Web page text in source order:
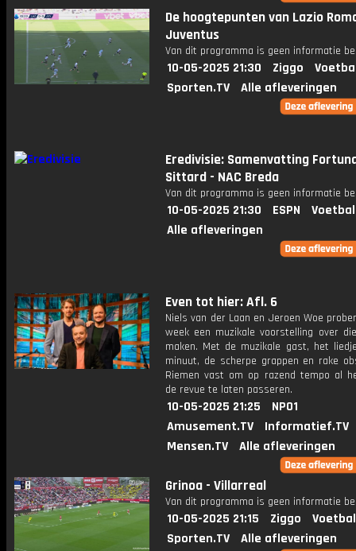
De hoogtepunten van Lazio
Juventus
Van dit programma is geen informatie
10-05-2025 21:30 Ziggo
Sporten.TV
Alle afleveringen
Eredivisie: Samenvatting
Sittard - NAC Breda
Van dit programma is geen informatie
10-05-2025 21:30 ESPN
Alle afleveringen
Even tot hier: Afl. 6
Niels van der Laan en Jeroen Woe
week een muzikale voorstelling over
maken. Met de muzikale gast, het
minuut, de scherpe grappen en rake
Riemen vast om op razend tempo al
de revue te laten passeren.
10-05-2025 21:25
NPO1
Amusement.TV
Informatief.TV
Mensen.TV
Alle afleveringen
Grinoa - Villarreal
Van dit programma is geen informatie
10-05-2025 21:15 Ziggo
Sporten.TV
Alle afleveringen